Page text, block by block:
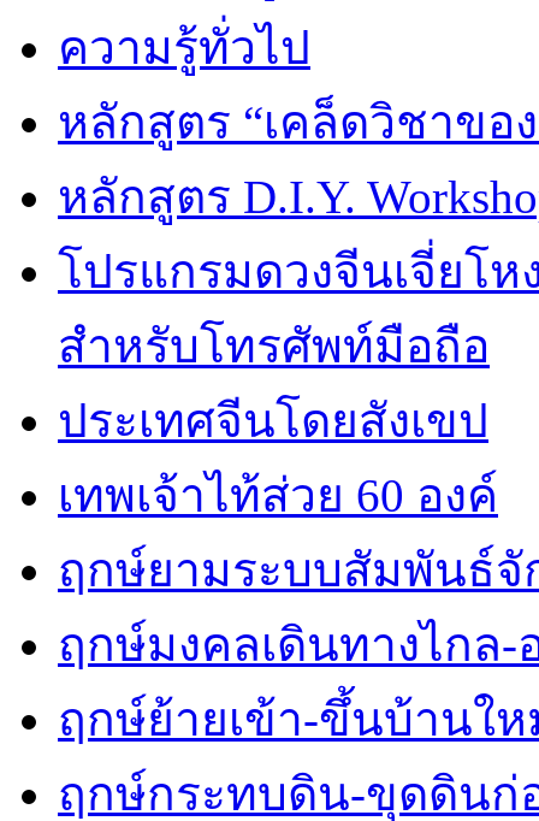
ความรู้ทั่วไป
หลักสูตร “เคล็ดวิชาขอ
หลักสูตร D.I.Y.
โปรแกรมดวงจีนเจี่ยโห
สำหรับโทรศัพท์มือถือ
ประเทศจีนโดยสังเขป
เทพเจ้าไท้ส่วย 60 องค์
ฤกษ์ยามระบบสัมพันธ์จั
ฤกษ์มงคลเดินทางไกล-
ฤกษ์ย้ายเข้า-ขึ้นบ้านใ
ฤกษ์กระทบดิน-ขุดดินก่